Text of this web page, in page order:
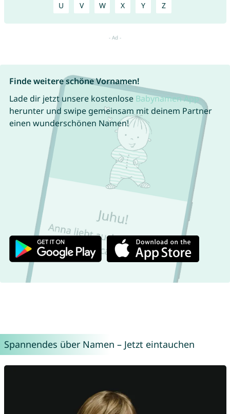
U V W X Y Z
Finde weitere schöne Vornamen!
Lade dir jetzt unsere kostenlose Babynamen App
herunter und swipe gemeinsam mit deinem Partner
einen wunderschönen Namen!
Spannendes über Namen – Jetzt eintauchen